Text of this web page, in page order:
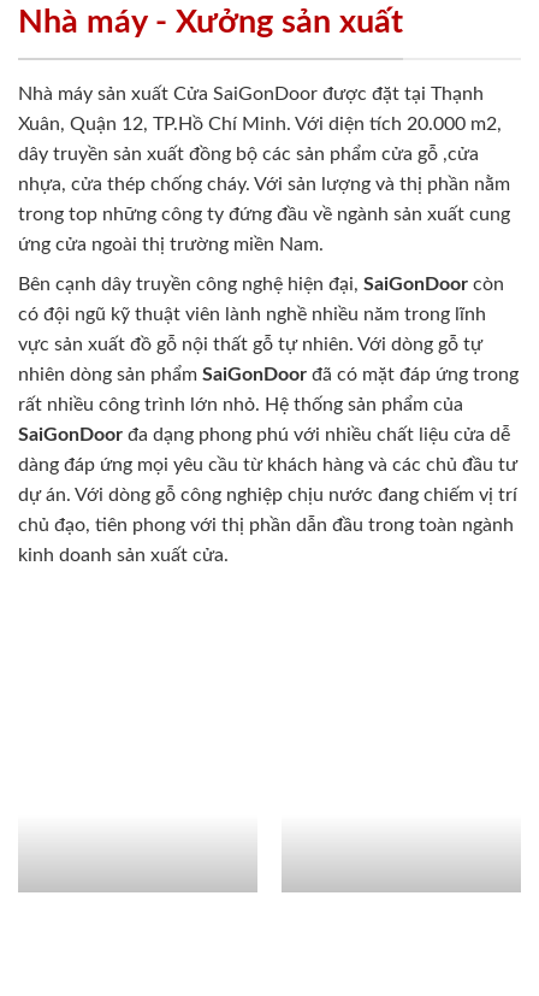
Nhà máy - Xưởng sản xuất
Nhà máy sản xuất Cửa SaiGonDoor được đặt tại Thạnh
Xuân, Quận 12, TP.Hồ Chí Minh. Với diện tích 20.000 m2,
dây truyền sản xuất đồng bộ các sản phẩm cửa gỗ ,cửa
nhựa, cửa thép chống cháy. Với sản lượng và thị phần nằm
trong top những công ty đứng đầu về ngành sản xuất cung
ứng cửa ngoài thị trường miền Nam.
Bên cạnh dây truyền công nghệ hiện đại, SaiGonDoor còn
có đội ngũ kỹ thuật viên lành nghề nhiều năm trong lĩnh
vực sản xuất đồ gỗ nội thất gỗ tự nhiên. Với dòng gỗ tự
nhiên dòng sản phẩm SaiGonDoor đã có mặt đáp ứng trong
rất nhiều công trình lớn nhỏ. Hệ thống sản phẩm của
SaiGonDoor đa dạng phong phú với nhiều chất liệu cửa dễ
dàng đáp ứng mọi yêu cầu từ khách hàng và các chủ đầu tư
dự án. Với dòng gỗ công nghiệp chịu nước đang chiếm vị trí
chủ đạo, tiên phong với thị phần dẫn đầu trong toàn ngành
kinh doanh sản xuất cửa.